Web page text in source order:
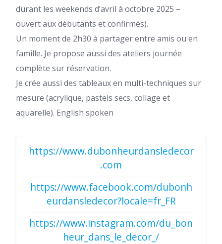
durant les weekends d’avril à octobre 2025 –
ouvert aux débutants et confirmés).
Un moment de 2h30 à partager entre amis ou en
famille. Je propose aussi des ateliers journée
complète sur réservation.
Je crée aussi des tableaux en multi-techniques sur
mesure (acrylique, pastels secs, collage et
aquarelle). English spoken
https://www.dubonheurdansledecor
.com
https://www.facebook.com/dubonh
eurdansledecor?locale=fr_FR
https://www.instagram.com/du_bon
heur_dans_le_decor_/